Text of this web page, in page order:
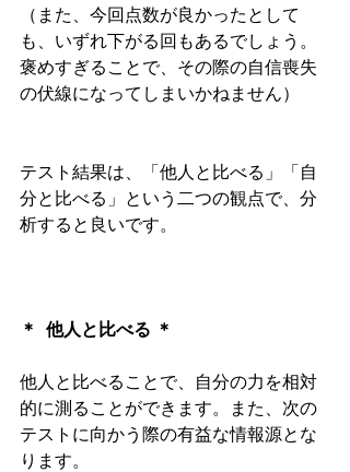
（また、今回点数が良かったとして
も、いずれ下がる回もあるでしょう。
褒めすぎることで、その際の自信喪失
の伏線になってしまいかねません）
テスト結果は、「他人と比べる」「自
分と比べる」という二つの観点で、分
析すると良いです。
＊  他人と比べる ＊
他人と比べることで、自分の力を相対
的に測ることができます。また、次の
テストに向かう際の有益な情報源とな
ります。